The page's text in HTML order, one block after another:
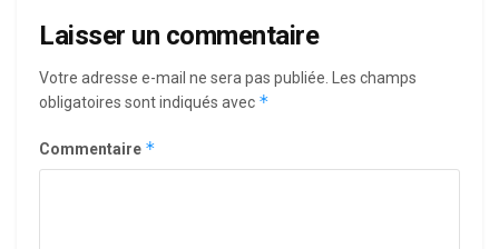
Laisser un commentaire
Votre adresse e-mail ne sera pas publiée.
Les champs
obligatoires sont indiqués avec *
Commentaire *